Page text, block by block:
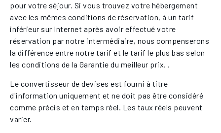
pour votre séjour. Si vous trouvez votre hébergement
avec les mêmes conditions de réservation, à un tarif
inférieur sur Internet après avoir effectué votre
réservation par notre intermédiaire, nous compenserons
la différence entre notre tarif et le tarif le plus bas selon
les conditions de la Garantie du meilleur prix. .
Le convertisseur de devises est fourni à titre
d'information uniquement et ne doit pas être considéré
comme précis et en temps réel. Les taux réels peuvent
varier.